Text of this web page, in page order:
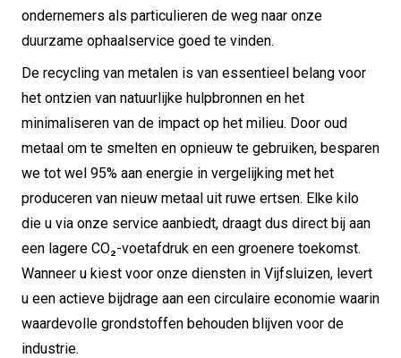
ondernemers als particulieren de weg naar onze
duurzame ophaalservice goed te vinden.
De recycling van metalen is van essentieel belang voor
het ontzien van natuurlijke hulpbronnen en het
minimaliseren van de impact op het milieu. Door oud
metaal om te smelten en opnieuw te gebruiken, besparen
we tot wel 95% aan energie in vergelijking met het
produceren van nieuw metaal uit ruwe ertsen. Elke kilo
die u via onze service aanbiedt, draagt dus direct bij aan
een lagere CO₂-voetafdruk en een groenere toekomst.
Wanneer u kiest voor onze diensten in Vijfsluizen, levert
u een actieve bijdrage aan een circulaire economie waarin
waardevolle grondstoffen behouden blijven voor de
industrie.